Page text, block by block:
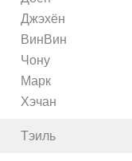
Джэхён
ВинВин
Чону
Марк
Хэчан
Тэиль